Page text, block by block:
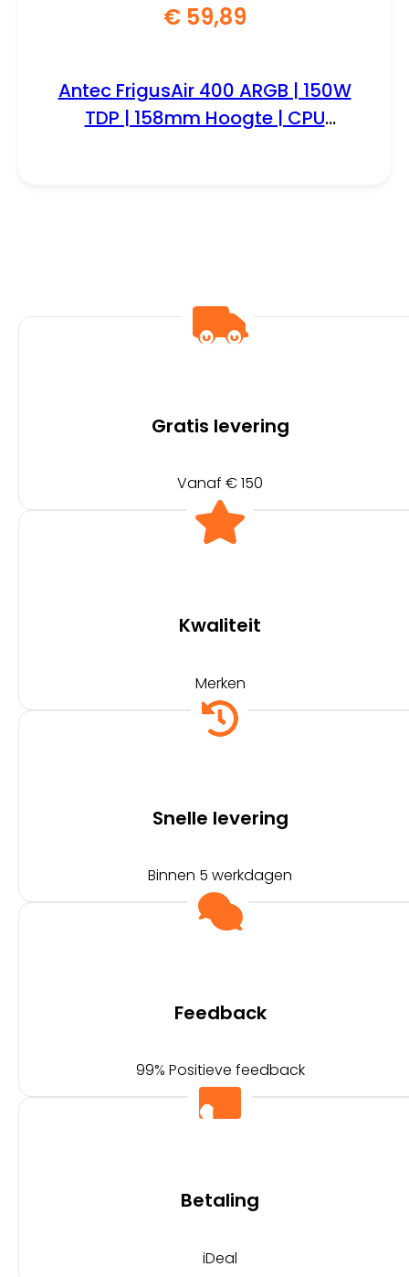
€59,89
Antec FrigusAir 400 ARGB | 150W
TDP | 158mm Hoogte | CPU
Gratis levering
Vanaf € 150
Kwaliteit
Merken
Snelle levering
Binnen 5 werkdagen
Feedback
99% Positieve feedback
Betaling
iDeal